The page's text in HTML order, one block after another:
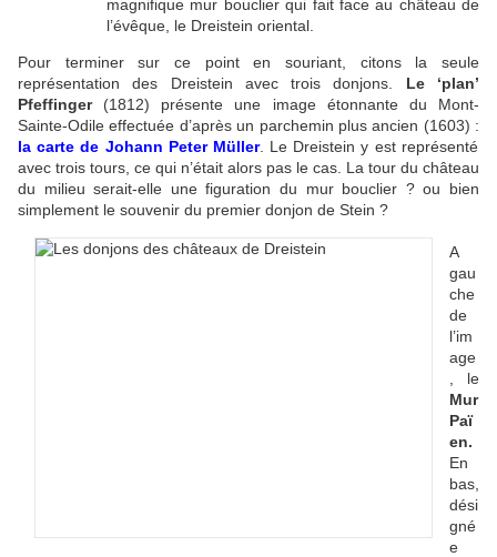
magnifique mur bouclier qui fait face au château de
l’évêque, le Dreistein oriental.
Pour terminer sur ce point en souriant, citons la seule
représentation des Dreistein avec trois donjons. Le ‘plan’
Pfeffinger(1812) présente une image étonnante du Mont-
Sainte-Odile effectuée d’après un parchemin plus ancien (1603) :
la carte de Johann Peter Müller. Le Dreistein y est représenté
avec trois tours, ce qui n’était alors pas le cas. La tour du château
du milieu serait-elle une figuration du mur bouclier ? ou bien
simplement le souvenir du premier donjon de Stein ?
A
gau
che
de
l’im
age
, le
Mur
Paï
en.
En
bas,
dési
gné
e